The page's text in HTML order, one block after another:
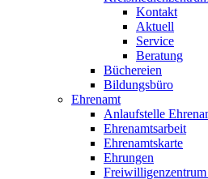
Kontakt
Aktuell
Service
Beratung
Büchereien
Bildungsbüro
Ehrenamt
Anlaufstelle
Ehrenamtsarbeit
Ehrenamtskarte
Ehrungen